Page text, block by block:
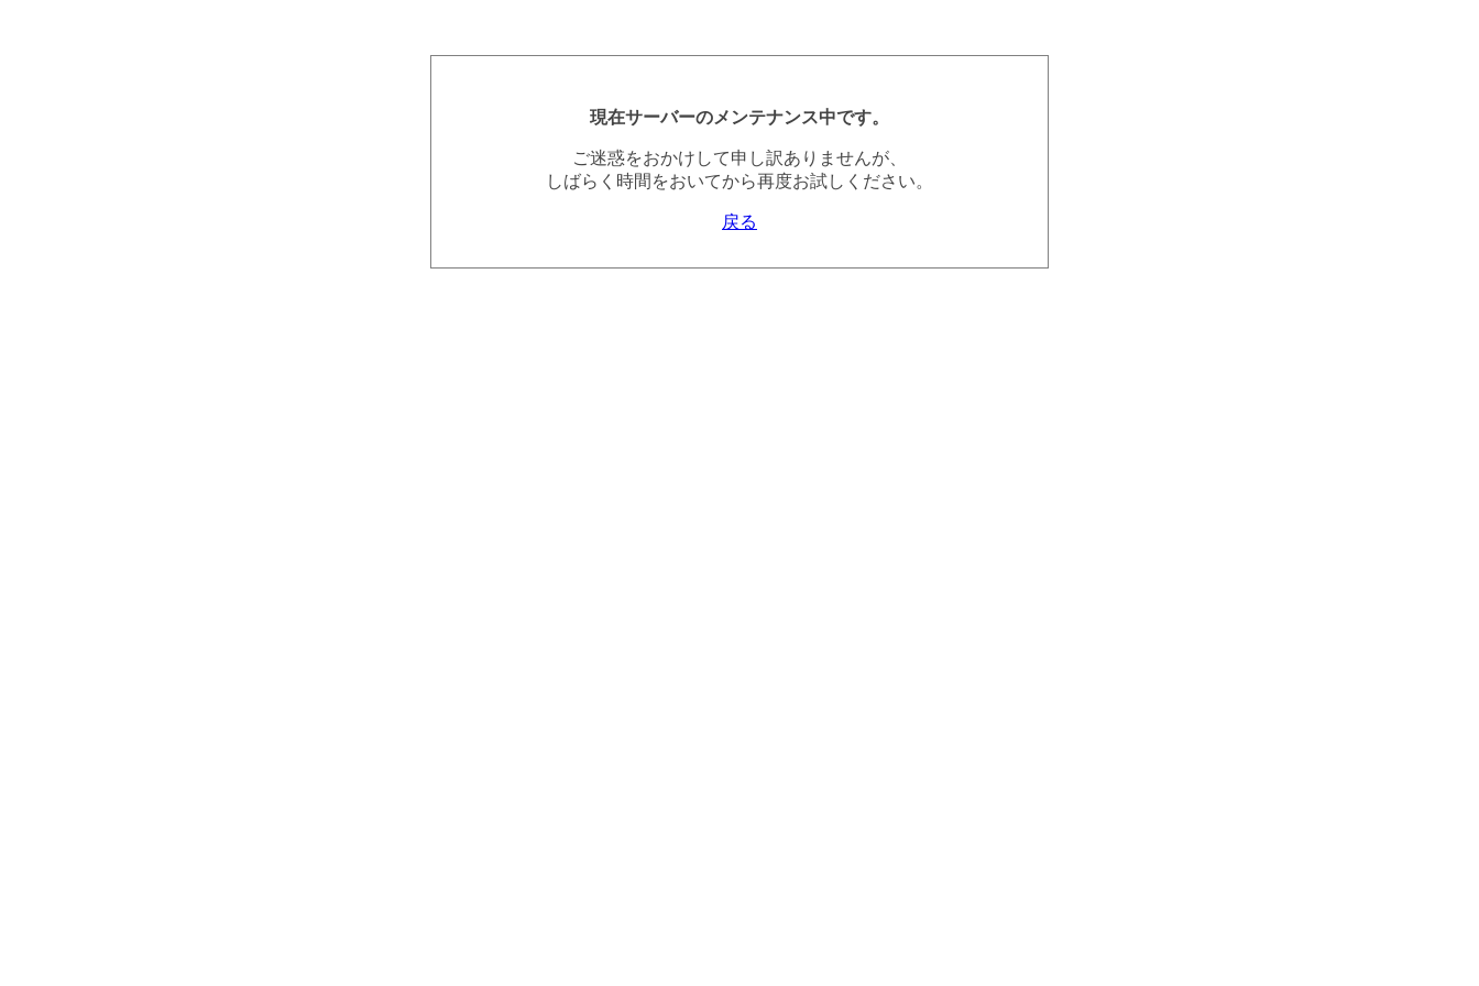
現在サーバーのメンテナンス中です。
ご迷惑をおかけして申し訳ありませんが、
しばらく時間をおいてから再度お試しください。
戻る